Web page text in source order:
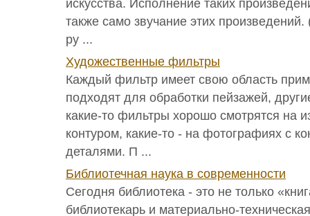
искусства. Исполнение таких
также само звучание этих
ру ...
Художественные фильтры
Каждый фильтр имеет свою область
подходят для обработки пейзажей,
какие-то фильтры хорошо смотрятся на
контуром, какие-то - на фотографиях с
деталями. П ...
Библиотечная наука в современности
Сегодня библиотека - это не только
библиотекарь и материально-